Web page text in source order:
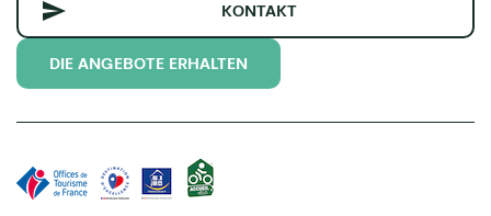
KONTAKT
DIE ANGEBOTE ERHALTEN